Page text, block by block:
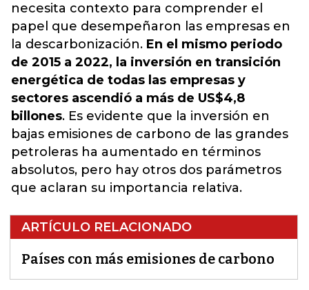
necesita contexto para comprender el
papel que desempeñaron las empresas en
la descarbonización. En el mismo periodo
de 2015 a 2022, la inversión en transición
energética de todas las empresas y
sectores ascendió a más de US$4,8
billones. Es evidente que la inversión en
bajas emisiones de carbono de las grandes
petroleras ha aumentado en términos
absolutos, pero hay otros dos parámetros
que aclaran su importancia relativa.
ARTÍCULO RELACIONADO
Países con más emisiones de carbono